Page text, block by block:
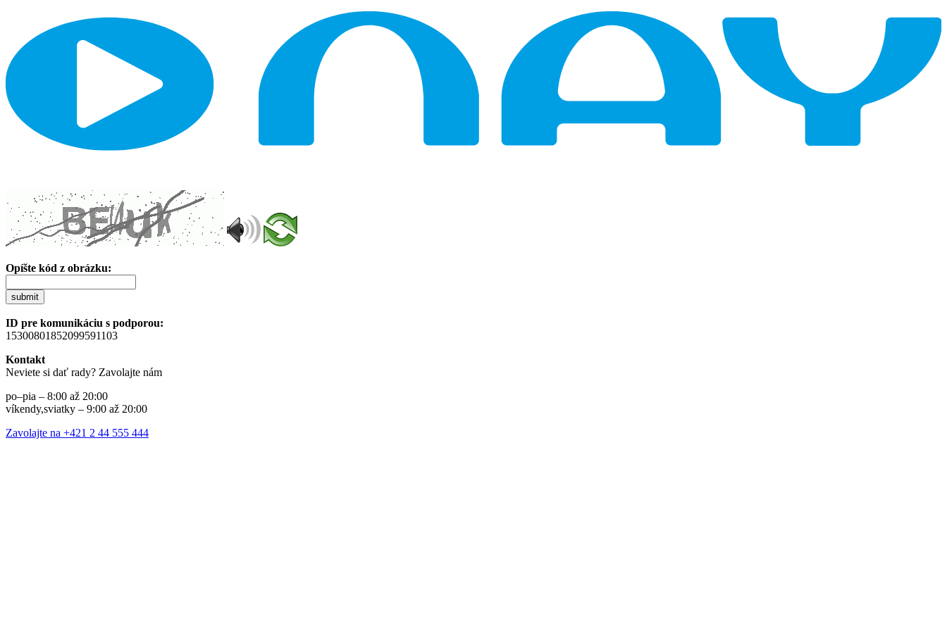
Opíšte kód z obrázku:
submit
ID pre komunikáciu s podporou:
15300801852099591103
Kontakt
Neviete si dať rady? Zavolajte nám
po–pia – 8:00 až 20:00
víkendy,sviatky – 9:00 až 20:00
Zavolajte na +421 2 44 555 444